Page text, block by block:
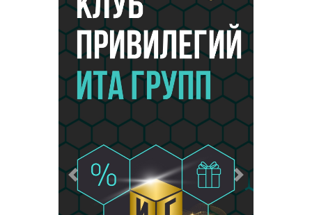
Предыдущий Следующий